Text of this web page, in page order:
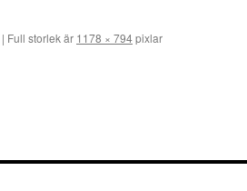
| Full storlek är 1178 × 794pixlar